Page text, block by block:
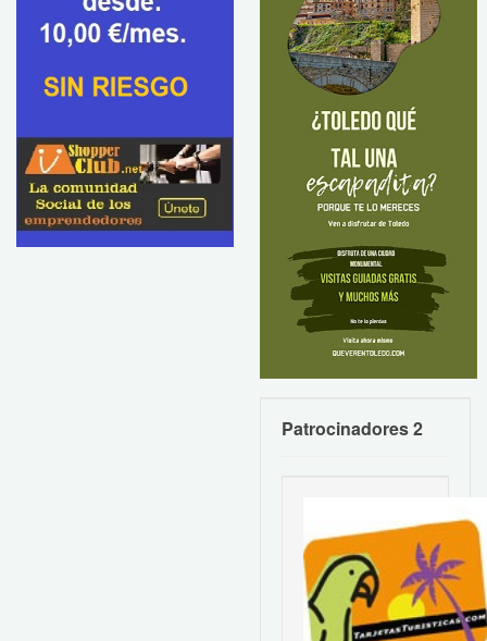
Patrocinadores 2